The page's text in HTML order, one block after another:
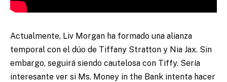
Actualmente, Liv Morgan ha formado una alianza
temporal con el dúo de Tiffany Stratton y Nia Jax. Sin
embargo, seguirá siendo cautelosa con Tiffy. Sería
interesante ver si Ms. Money in the Bank intenta hacer